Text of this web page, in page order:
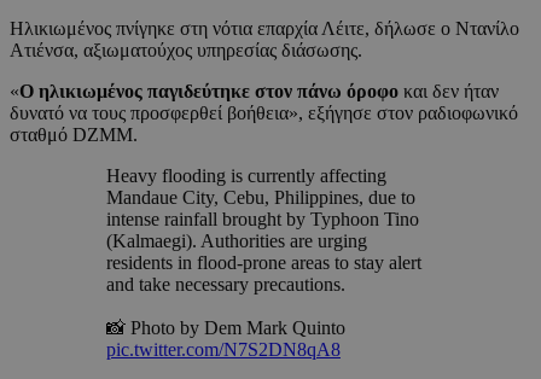
Ηλικιωμένος πνίγηκε στη νότια επαρχία Λέιτε, δήλωσε ο Ντανίλο
Ατιένσα, αξιωματούχος υπηρεσίας διάσωσης.
«Ο ηλικιωμένος παγιδεύτηκε στον πάνω όροφο και δεν ήταν
δυνατό να τους προσφερθεί βοήθεια», εξήγησε στον ραδιοφωνικό
σταθμό DZMM.
Heavy flooding is currently affecting
Mandaue City, Cebu, Philippines, due to
intense rainfall brought by Typhoon Tino
(Kalmaegi). Authorities are urging
residents in flood-prone areas to stay alert
and take necessary precautions.
📸 Photo by Dem Mark Quinto
pic.twitter.com/N7S2DN8qA8